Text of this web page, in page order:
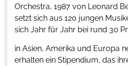
Orchestra, 1987 von Leonard
setzt sich aus 120 jungen
sich Jahr für Jahr bei rund 30
in Asien, Amerika und Europa
erhalten ein Stipendium, das